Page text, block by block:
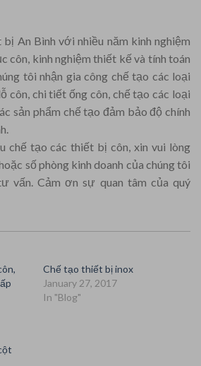
An Bình với nhiều năm kinh nghiệm
côn, kinh nghiệm thiết kế và tính toán
tôi nhận gia công chế tạo các loại
côn, chi tiết ống côn, chế tạo các loại
sản phẩm chế tạo đảm bảo độ chính
chế tạo các thiết bị côn, xin vui lòng
số phòng kinh doanh của chúng tôi
vấn. Cảm ơn sự quan tâm của quý
Chế tạo thiết bị inox
January 27, 2017
In "Blog"